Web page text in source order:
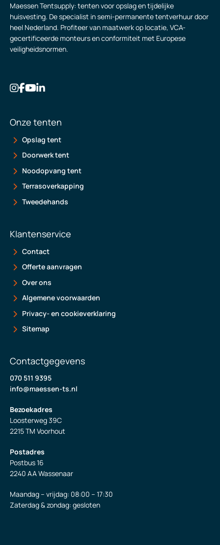
Maessen Tentsupply: tenten voor opslag en tijdelijke
huisvesting. De specialist in semi-permanente tentverhuur door
heel Nederland. Profiteer van maatwerk op locatie, VCA-
gecertificeerde monteurs en conformiteit met Europese
veiligheidsnormen.
Onze tenten
Opslag tent
Doorwerk tent
Noodopvang tent
Terrasoverkapping
Tweedehands
Klantenservice
Contact
Offerte aanvragen
Over ons
Algemene voorwaarden
Privacy- en cookieverklaring
Sitemap
Contactgegevens
070 511 9395
info@maessen-ts.nl
Bezoekadres
Loosterweg 39C
2215 TM Voorhout
Postadres
Postbus 16
2240 AA Wassenaar
Maandag – vrijdag: 08:00 – 17:30
Zaterdag & zondag: gesloten